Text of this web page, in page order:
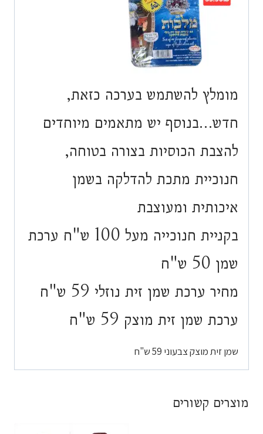
מומלץ להשתמש בערכה כזאת,
חדש…בנוסף יש מתאמים מיוחדים
להצבת הכוסיות בצורה בטוחה,
חנוכיית מתכת להדלקה בשמן
איכותית ומעוצבת
בקניית חנוכייה מעל 100 ש"ח ערכת
שמן 50 ש"ח
מחיר ערכת שמן זית נוזלי 59 ש"ח
ערכת שמן זית מוצק 59 ש"ח
שמן זית מוצק צבעוני 59 ש"ח
מוצרים קשורים